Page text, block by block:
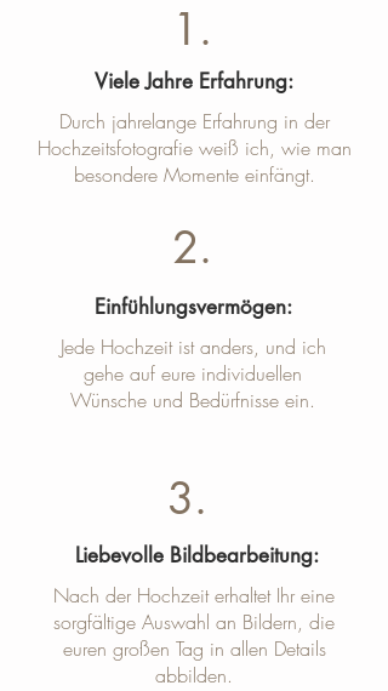
1.
Viele Jahre Erfahrung:
Durch jahrelange Erfahrung in der
Hochzeitsfotografie weiß ich, wie man
besondere Momente einfängt.
2.
Einfühlungsvermögen:
Jede Hochzeit ist anders, und ich
gehe auf eure individuellen
Wünsche und Bedürfnisse ein.
3.
Liebevolle Bildbearbeitung:
Nach der Hochzeit erhaltet Ihr eine
sorgfältige Auswahl an Bildern, die
euren großen Tag in allen Details
abbilden.